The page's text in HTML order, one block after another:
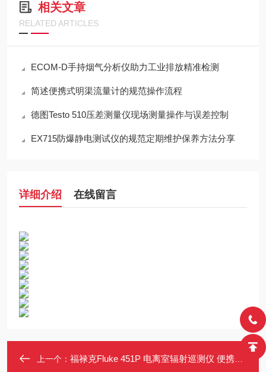
相关文章
RELATED ARTICLES
ECOM-D手持烟气分析仪助力工业排放精准检测
简述便携式明渠流量计的规范操作流程
德图Testo 510压差测量仪现场测量操作与误差控制
EX715防爆静电测试仪的规范定期维护保养方法分享
详细介绍 在线留言
上一个： 福禄克Fluke 451P 电离室辐射巡测仪 便携式X/γ射线测量仪